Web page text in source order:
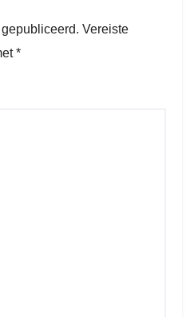
Vereiste
*